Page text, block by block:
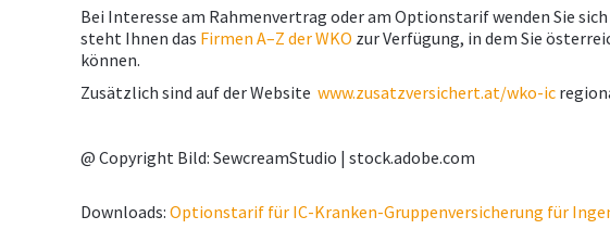
Bei Interesse am Rahmenvertrag oder am Optionstarif wenden Sie
steht Ihnen das Firmen A–Z der WKO zur Verfügung, in dem Sie
können.
Zusätzlich sind auf der Website www.zusatzversichert.at/wko-ic
@ Copyright Bild: SewcreamStudio | stock.adobe.com
Downloads: Optionstarif für IC-Kranken-Gruppenversicherung für